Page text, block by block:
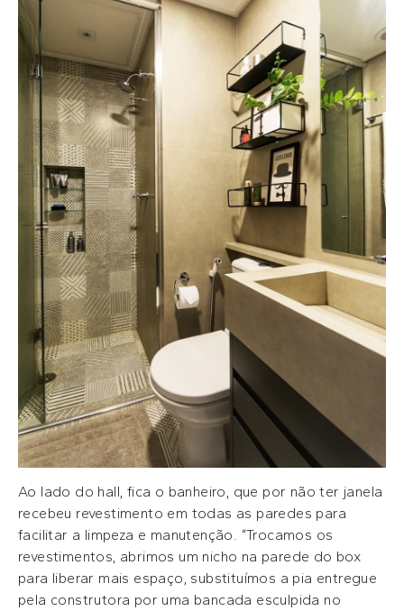
Ao lado do hall, fica o banheiro, que por não ter janela
recebeu revestimento em todas as paredes para
facilitar a limpeza e manutenção. “Trocamos os
revestimentos, abrimos um nicho na parede do box
para liberar mais espaço, substituímos a pia entregue
pela construtora por uma bancada esculpida no